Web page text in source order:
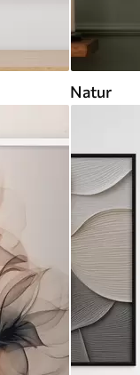
Natur